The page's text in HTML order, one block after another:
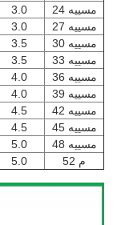
مسييه 24
3.0
مسييه 27
3.0
مسييه 30
3.5
مسييه 33
3.5
مسييه 36
4.0
مسييه 39
4.0
مسييه 42
4.5
مسييه 45
4.5
مسييه 48
5.0
م 52
5.0